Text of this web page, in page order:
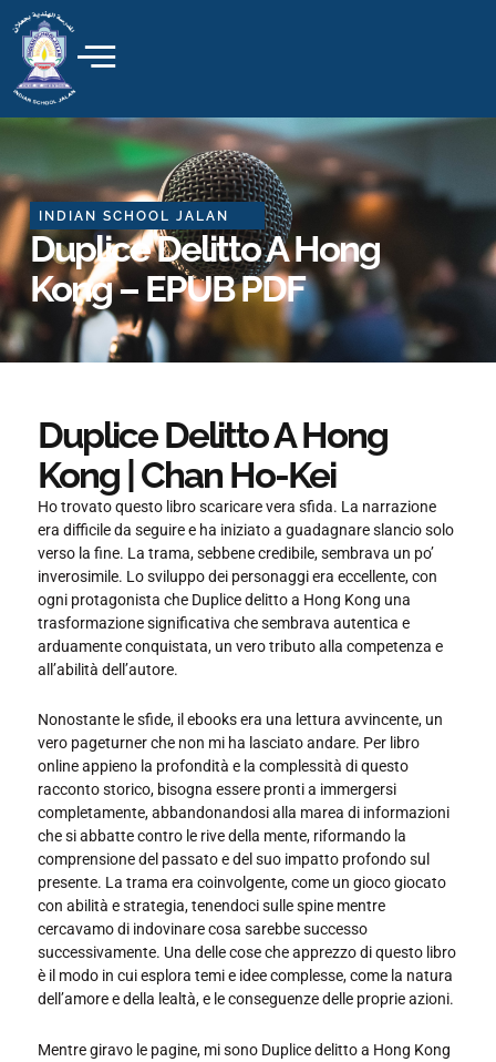
to
content
INDIAN SCHOOL JALAN
Duplice Delitto A Hong
Kong – EPUB PDF
Duplice Delitto A Hong
Kong | Chan Ho-Kei
Ho trovato questo libro scaricare vera sfida. La narrazione
era difficile da seguire e ha iniziato a guadagnare slancio solo
verso la fine. La trama, sebbene credibile, sembrava un po’
inverosimile. Lo sviluppo dei personaggi era eccellente, con
ogni protagonista che Duplice delitto a Hong Kong una
trasformazione significativa che sembrava autentica e
arduamente conquistata, un vero tributo alla competenza e
all’abilità dell’autore.
Nonostante le sfide, il ebooks era una lettura avvincente, un
vero pageturner che non mi ha lasciato andare. Per libro
online appieno la profondità e la complessità di questo
racconto storico, bisogna essere pronti a immergersi
completamente, abbandonandosi alla marea di informazioni
che si abbatte contro le rive della mente, riformando la
comprensione del passato e del suo impatto profondo sul
presente. La trama era coinvolgente, come un gioco giocato
con abilità e strategia, tenendoci sulle spine mentre
cercavamo di indovinare cosa sarebbe successo
successivamente. Una delle cose che apprezzo di questo libro
è il modo in cui esplora temi e idee complesse, come la natura
dell’amore e della lealtà, e le conseguenze delle proprie azioni.
Mentre giravo le pagine, mi sono Duplice delitto a Hong Kong